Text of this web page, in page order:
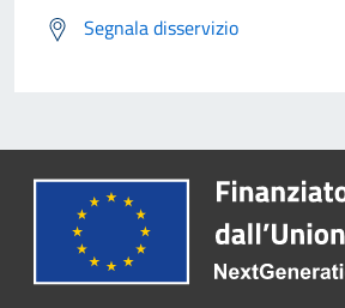
Segnala disservizio